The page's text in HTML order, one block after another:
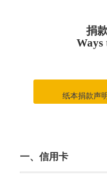
捐
Ways
纸本捐款声
一、信用卡